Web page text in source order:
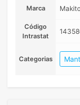
Marca
Código
Intrastat
Categorias